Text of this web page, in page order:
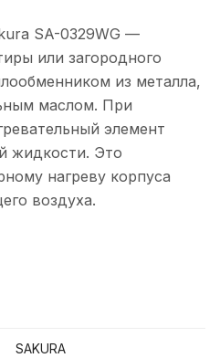
SA-0329WG —
или загородного
из металла,
маслом. При
элемент
жидкости. Это
нагреву корпуса
воздуха.
SAKURA